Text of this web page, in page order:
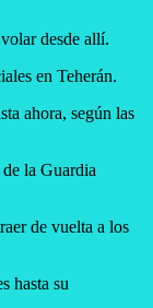
desde allí.
en Teherán.
ahora, según las
la Guardia
de vuelta a los
hasta su